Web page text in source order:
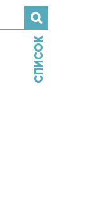
СПИСОК